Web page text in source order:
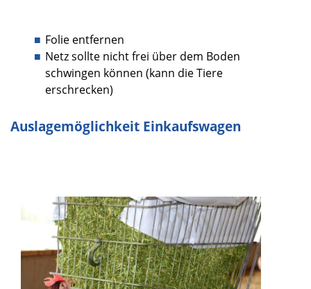
Folie entfernen
Netz sollte nicht frei über dem Boden
schwingen können (kann die Tiere
erschrecken)
Auslagemöglichkeit Einkaufswagen